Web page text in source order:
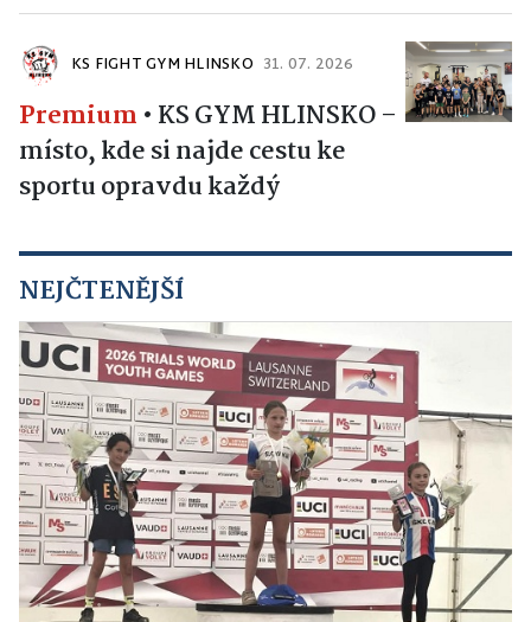
KS FIGHT GYM HLINSKO 31. 07. 2026
Premium • KS GYM HLINSKO –
místo, kde si najde cestu ke
sportu opravdu každý
NEJČTENĚJŠÍ